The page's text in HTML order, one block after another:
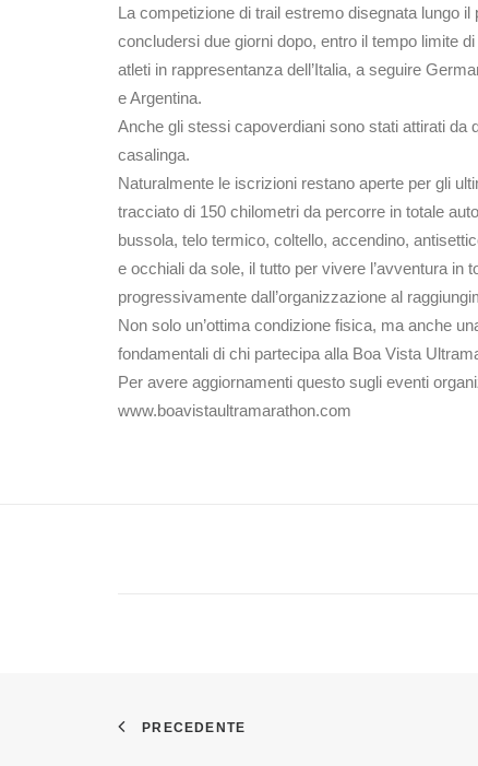
La competizione di trail estremo disegnata lungo
concludersi due giorni dopo, entro il tempo limite
atleti in rappresentanza dell’Italia, a seguire
e Argentina.
Anche gli stessi capoverdiani sono stati attirati da
casalinga.
Naturalmente le iscrizioni restano aperte per gli
tracciato di 150 chilometri da percorre in totale
bussola, telo termico, coltello, accendino,
e occhiali da sole, il tutto per vivere l’avventura in
progressivamente dall’organizzazione al
Non solo un’ottima condizione fisica, ma anche
fondamentali di chi partecipa alla Boa Vista
Per avere aggiornamenti questo sugli eventi
www.boavistaultramarathon.com
PRECEDENTE